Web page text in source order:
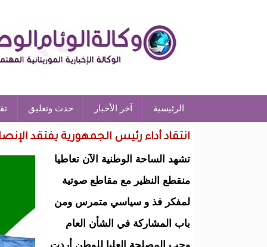
الرئيسية آخر الأخبار حدث وتعليق
انتقاد أداء رئيس الجمهورية يفتقد
تشهد الساحة الوطنية الآن تعاطيا
منقطع النظير مع مقاطع صوتية
لمفكر فذ و سياسي متمرس ومن
باب المشاركة في الشأن العام